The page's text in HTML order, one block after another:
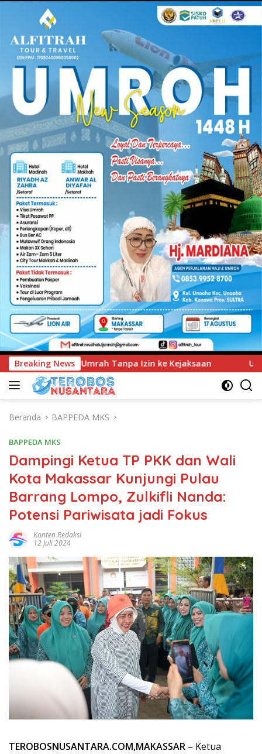
Breaking News
ke Kejaksaan UNIMEN Tambah Delapan Program
Beranda BAPPEDA MKS
BAPPEDA MKS
Dampingi Ketua TP PKK dan Wali
Kota Makassar Kunjungi Pulau
Barrang Lompo, Zulkifli Nanda:
Potensi Pariwisata jadi Fokus
Konten Redaksi
12 Juli 2024
TEROBOSNUSANTARA.COM,MAKASSAR – Ketua